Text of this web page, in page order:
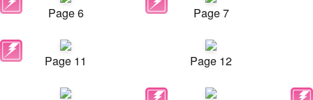
Page 6 Page 7
Page 11 Page 12